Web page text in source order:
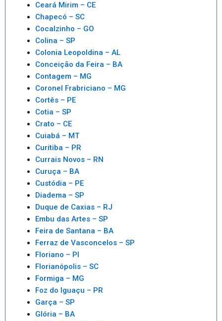
Ceará Mirim – CE
Chapecó – SC
Cocalzinho – GO
Colina – SP
Colonia Leopoldina – AL
Conceição da Feira – BA
Contagem – MG
Coronel Frabriciano – MG
Cortês – PE
Cotia – SP
Crato – CE
Cuiabá – MT
Curitiba – PR
Currais Novos – RN
Curuça – BA
Custódia – PE
Diadema – SP
Duque de Caxias – RJ
Embu das Artes – SP
Feira de Santana – BA
Ferraz de Vasconcelos – SP
Floriano – PI
Florianópolis – SC
Formiga – MG
Foz do Iguaçu – PR
Garça – SP
Glória – BA